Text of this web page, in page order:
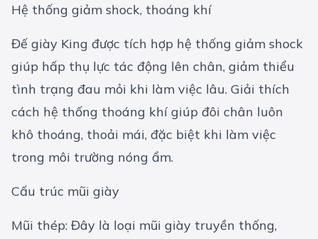
Hệ thống giảm shock, thoáng khí
Đế giày King được tích hợp hệ thống giảm shock
giúp hấp thụ lực tác động lên chân, giảm thiểu
tình trạng đau mỏi khi làm việc lâu. Giải thích
cách hệ thống thoáng khí giúp đôi chân luôn
khô thoáng, thoải mái, đặc biệt khi làm việc
trong môi trường nóng ẩm.
Cấu trúc mũi giày
Mũi thép: Đây là loại mũi giày truyền thống,